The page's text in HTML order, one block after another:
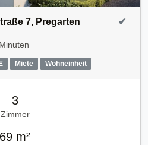
7, Pregarten
Miete Wohneinheit
✔
3
Zimmer
69 m²